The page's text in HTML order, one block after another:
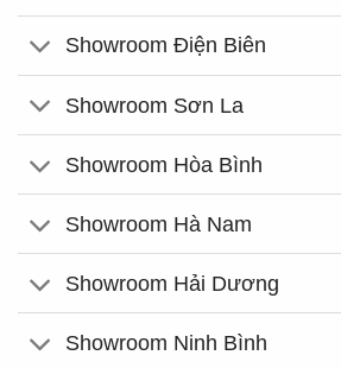
Showroom Điện Biên
Showroom Sơn La
Showroom Hòa Bình
Showroom Hà Nam
Showroom Hải Dương
Showroom Ninh Bình